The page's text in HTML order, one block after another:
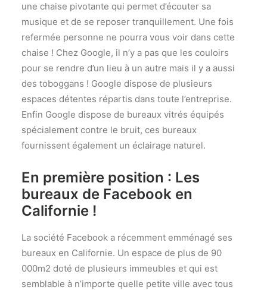
une chaise pivotante qui permet d’écouter sa
musique et de se reposer tranquillement. Une fois
refermée personne ne pourra vous voir dans cette
chaise ! Chez Google, il n’y a pas que les couloirs
pour se rendre d’un lieu à un autre mais il y a aussi
des toboggans ! Google dispose de plusieurs
espaces détentes répartis dans toute l’entreprise.
Enfin Google dispose de bureaux vitrés équipés
spécialement contre le bruit, ces bureaux
fournissent également un éclairage naturel.
En première position : Les
bureaux de Facebook en
Californie !
La société Facebook a récemment emménagé ses
bureaux en Californie. Un espace de plus de 90
000m2 doté de plusieurs immeubles et qui est
semblable à n’importe quelle petite ville avec tous